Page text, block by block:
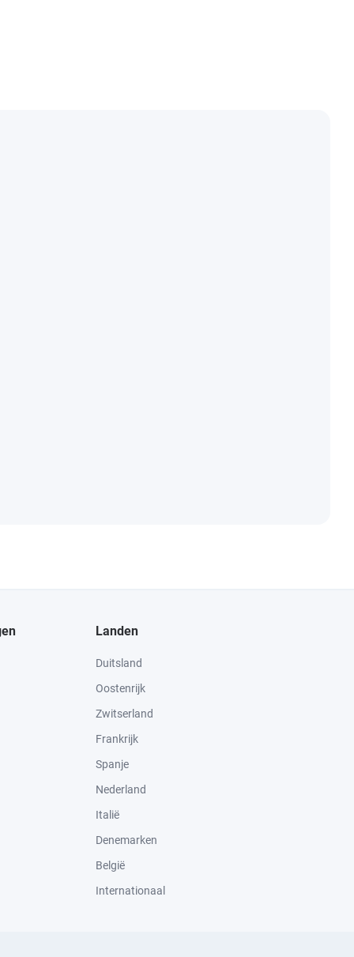
Landen
Duitsland
Oostenrijk
Zwitserland
Frankrijk
Spanje
Nederland
Italië
Denemarken
België
Internationaal